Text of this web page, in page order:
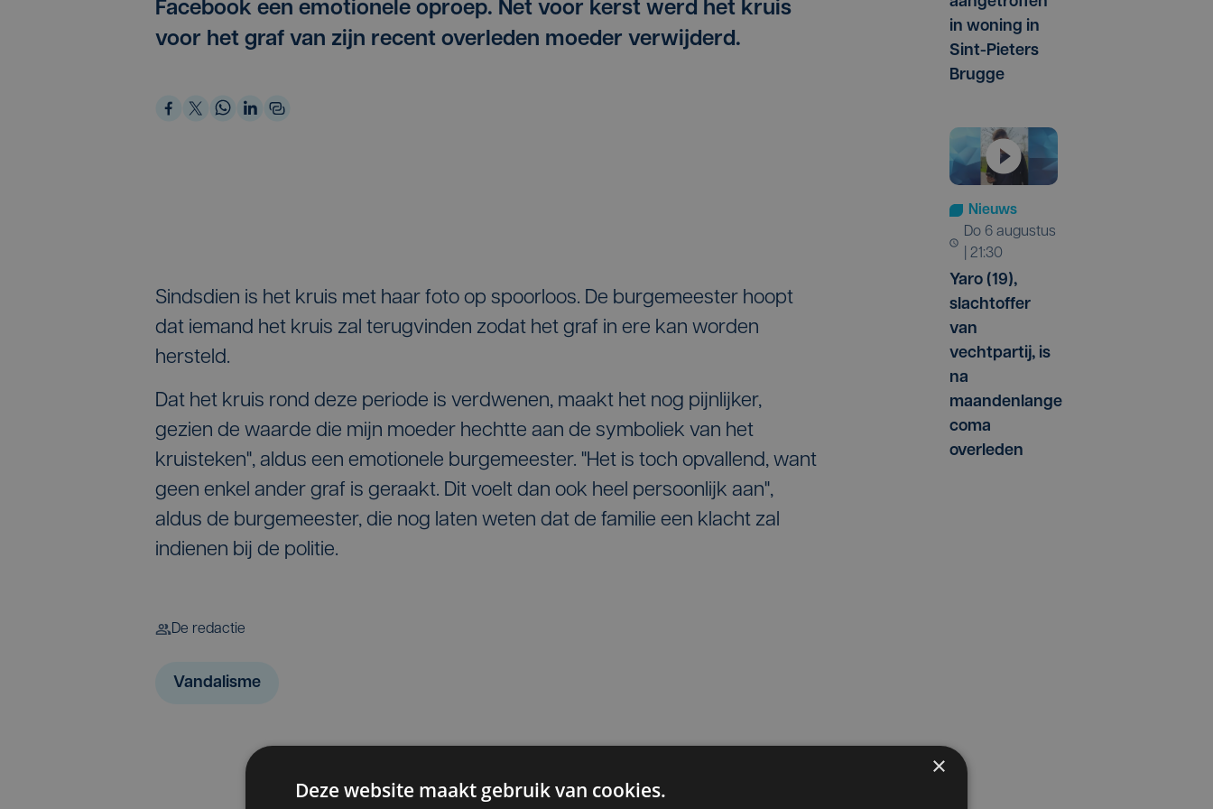
Facebook een emotionele oproep. Net voor kerst werd het kruis
voor het graf van zijn recent overleden moeder verwijderd.
Sindsdien is het kruis met haar foto op spoorloos. De burgemeester hoopt
dat iemand het kruis zal terugvinden zodat het graf in ere kan worden
hersteld.
Dat het kruis rond deze periode is verdwenen, maakt het nog pijnlijker,
gezien de waarde die mijn moeder hechtte aan de symboliek van het
kruisteken", aldus een emotionele burgemeester. "Het is toch opvallend, want
geen enkel ander graf is geraakt. Dit voelt dan ook heel persoonlijk aan",
aldus de burgemeester, die nog laten weten dat de familie een klacht zal
indienen bij de politie.
De redactie
Vandalisme
in woning in
Sint-Pieters
Brugge
Nieuws
do 6 augustus
| 21:30
Yaro (19),
slachtoffer
van
vechtpartij, is
na
maandenlange
coma
overleden
×
Deze website maakt gebruik van cookies.